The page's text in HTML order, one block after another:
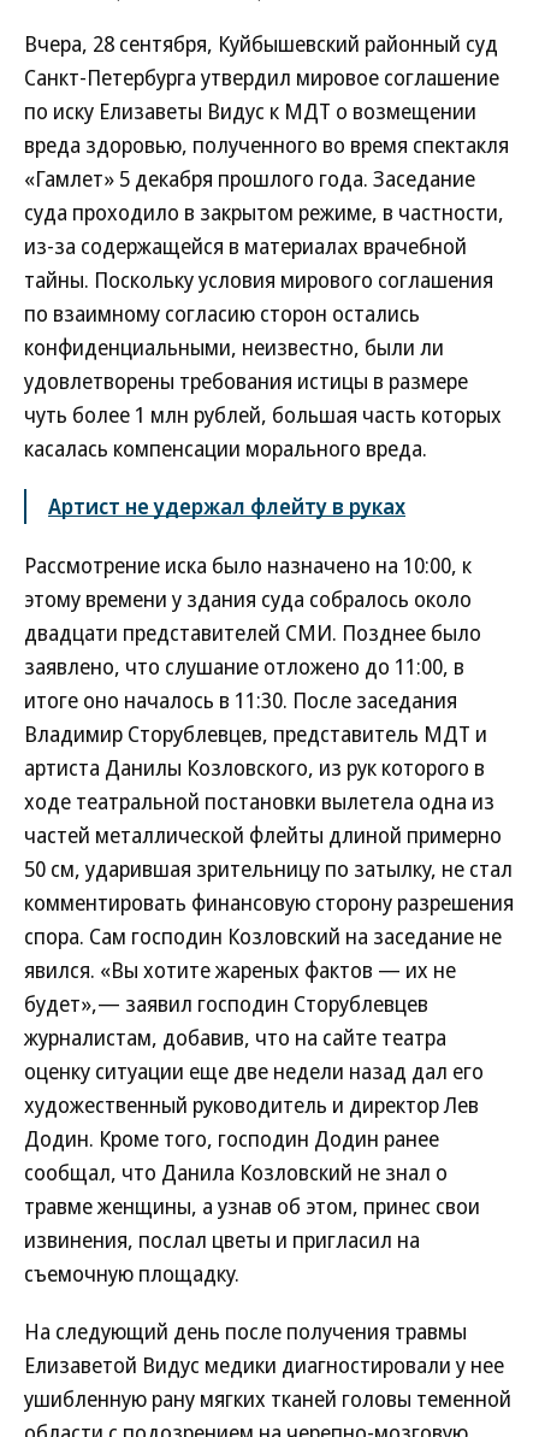
Вчера, 28 сентября, Куйбышевский районный суд
Санкт-Петербурга утвердил мировое соглашение
по иску Елизаветы Видус к МДТ о возмещении
вреда здоровью, полученного во время спектакля
«Гамлет» 5 декабря прошлого года. Заседание
суда проходило в закрытом режиме, в частности,
из-за содержащейся в материалах врачебной
тайны. Поскольку условия мирового соглашения
по взаимному согласию сторон остались
конфиденциальными, неизвестно, были ли
удовлетворены требования истицы в размере
чуть более 1 млн рублей, большая часть которых
касалась компенсации морального вреда.
Артист не удержал флейту в руках
Рассмотрение иска было назначено на 10:00, к
этому времени у здания суда собралось около
двадцати представителей СМИ. Позднее было
заявлено, что слушание отложено до 11:00, в
итоге оно началось в 11:30. После заседания
Владимир Сторублевцев, представитель МДТ и
артиста Данилы Козловского, из рук которого в
ходе театральной постановки вылетела одна из
частей металлической флейты длиной примерно
50 см, ударившая зрительницу по затылку, не стал
комментировать финансовую сторону разрешения
спора. Сам господин Козловский на заседание не
явился. «Вы хотите жареных фактов — их не
будет»,— заявил господин Сторублевцев
журналистам, добавив, что на сайте театра
оценку ситуации еще две недели назад дал его
художественный руководитель и директор Лев
Додин. Кроме того, господин Додин ранее
сообщал, что Данила Козловский не знал о
травме женщины, а узнав об этом, принес свои
извинения, послал цветы и пригласил на
съемочную площадку.
На следующий день после получения травмы
Елизаветой Видус медики диагностировали у нее
ушибленную рану мягких тканей головы теменной